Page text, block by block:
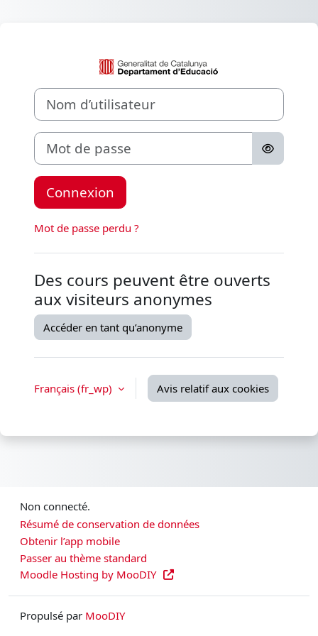
Connexion à
Nom d’utilisateur
Mot de passe
Connexion
Mot de passe perdu ?
Des cours peuvent être ouverts
aux visiteurs anonymes
Accéder en tant qu’anonyme
Français ‎(fr_wp)‎ Avis relatif aux cookies
Non connecté.
Résumé de conservation de données
Obtenir l’app mobile
Passer au thème standard
Moodle Hosting by MooDIY
Propulsé par MooDIY